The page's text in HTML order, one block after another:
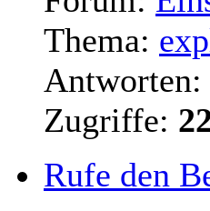
Thema:
Antworten:
Zugriffe:
Rufe den